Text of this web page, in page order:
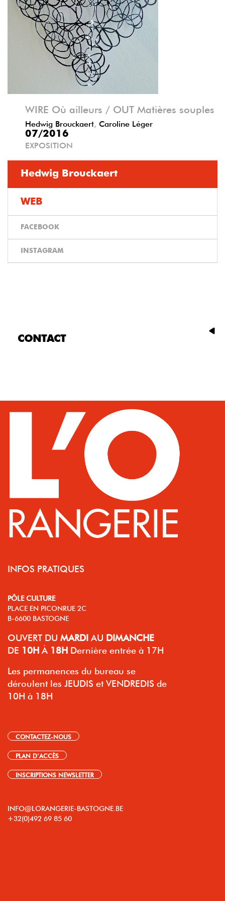
WIRE Où ailleurs / OUT Matières souples
Hedwig Brouckaert Caroline Léger
07/2016
EXPOSITION
Hedwig Brouckaert
WEB
FACEBOOK
INSTAGRAM
CONTACT
INFOS PRATIQUES
PÔLE CULTURE
PLACE EN PICONRUE 2C
B-6600 BASTOGNE
OUVERT DU MARDI AU DIMANCHE
DE 10H À 18H Dernière entrée à 17H
Les permanences du bureau se
déroulent les JEUDIS et VENDREDIS de
10H à 18H
CONTACTEZ-NOUS
PLAN D’ACCÈS
INSCRIPTIONS NEWSLETTER
INFO@LORANGERIE-BASTOGNE.BE
+32(0)492 69 85 60